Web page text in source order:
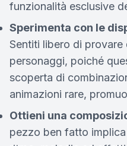
funzionalità esclusive
Sperimenta con le
Sentiti libero di
personaggi, poiché
scoperta di
animazioni rare,
Ottieni una
pezzo ben fatto